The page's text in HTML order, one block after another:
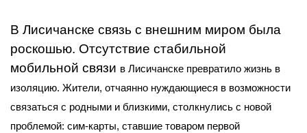
В Лисичанске связь с внешним миром была
роскошью. Отсутствие стабильной
мобильной связи в Лисичанске превратило жизнь в
изоляцию. Жители, отчаянно нуждающиеся в возможности
связаться с родными и близкими, столкнулись с новой
проблемой: сим-карты, ставшие товаром первой